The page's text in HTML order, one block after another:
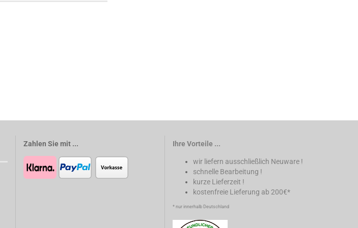
Zahlen Sie mit ... Ihre Vorteile ...
wir liefern ausschließlich Neuware !
schnelle Bearbeitung !
kurze Lieferzeit !
kostenfreie Lieferung ab 200€*
* nur innerhalb Deutschland